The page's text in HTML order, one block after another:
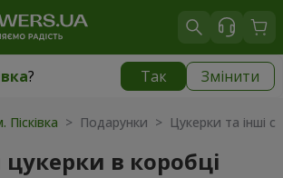
? Так Змінити
|
Пісківка > Подарунки > Цукерки та інші
в коробці